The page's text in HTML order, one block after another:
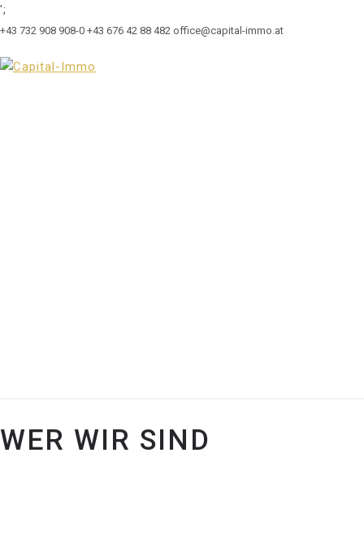
';
+43 732 908 908-0 +43 676 42 88 482 office@capital-immo.at
WER WIR SIND